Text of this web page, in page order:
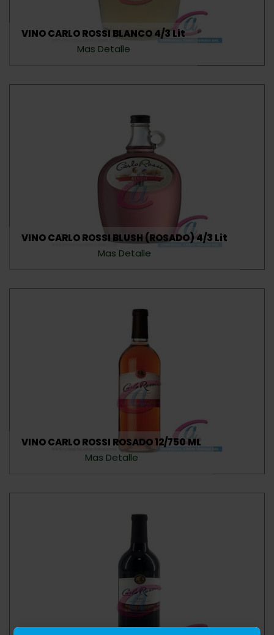
VINO CARLO ROSSI BLANCO 4/3 Lit
Mas Detalle
VINO CARLO ROSSI BLUSH (ROSADO) 4/3 Lit
Mas Detalle
VINO CARLO ROSSI ROSADO 12/750 ML
Mas Detalle